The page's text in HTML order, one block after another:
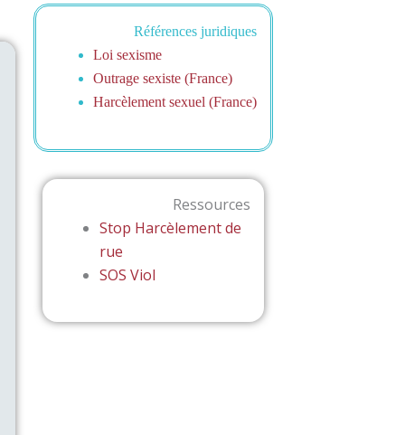
Références juridiques
Loi sexisme
Outrage sexiste (France)
Harcèlement sexuel (France)
Ressources
Stop Harcèlement de
rue
SOS Viol